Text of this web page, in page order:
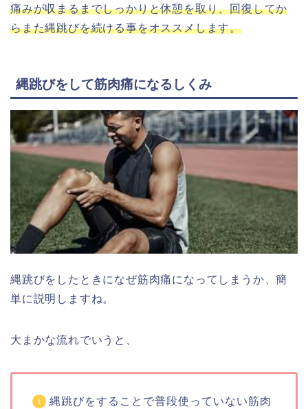
痛みが収まるまでしっかりと休憩を取り、回復してか
らまた縄跳びを続ける事をオススメします。
縄跳びをして筋肉痛になるしくみ
縄跳びをしたときになぜ筋肉痛になってしまうか、簡
単に説明しますね。
大まかな流れでいうと、
縄跳びをすることで普段使っていない筋肉